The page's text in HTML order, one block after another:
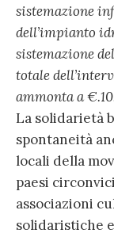
sistemazione
dell’impianto
sistemazione
totale
ammonta a
La solidarietà
spontaneità
locali della
paesi
associazioni
solidaristiche